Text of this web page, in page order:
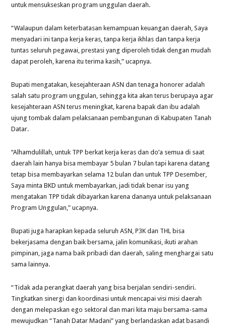
untuk mensukseskan program unggulan daerah.
“Walaupun dalam keterbatasan kemampuan keuangan daerah, Saya
menyadari ini tanpa kerja keras, tanpa kerja ikhlas dan tanpa kerja
tuntas seluruh pegawai, prestasi yang diperoleh tidak dengan mudah
dapat peroleh, karena itu terima kasih,” ucapnya.
Bupati mengatakan, kesejahteraan ASN dan tenaga honorer adalah
salah satu program unggulan, sehingga kita akan terus berupaya agar
kesejahteraan ASN terus meningkat, karena bapak dan ibu adalah
ujung tombak dalam pelaksanaan pembangunan di Kabupaten Tanah
Datar.
“Alhamdulillah, untuk TPP berkat kerja keras dan do’a semua di saat
daerah lain hanya bisa membayar 5 bulan 7 bulan tapi karena datang
tetap bisa membayarkan selama 12 bulan dan untuk TPP Desember,
Saya minta BKD untuk membayarkan, jadi tidak benar isu yang
mengatakan TPP tidak dibayarkan karena dananya untuk pelaksanaan
Program Unggulan,” ucapnya.
Bupati juga harapkan kepada seluruh ASN, P3K dan THL bisa
bekerjasama dengan baik bersama, jalin komunikasi, ikuti arahan
pimpinan, jaga nama baik pribadi dan daerah, saling menghargai satu
sama lainnya.
“Tidak ada perangkat daerah yang bisa berjalan sendiri-sendiri.
Tingkatkan sinergi dan koordinasi untuk mencapai visi misi daerah
dengan melepaskan ego sektoral dan mari kita maju bersama-sama
mewujudkan “Tanah Datar Madani” yang berlandaskan adat basandi